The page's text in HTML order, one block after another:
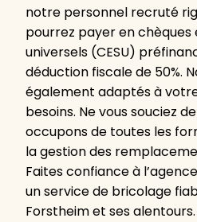
notre personnel recruté
pourrez payer en chèques
universels (CESU)
déduction fiscale de 50%.
également adaptés à
besoins. Ne vous souciez
occupons de toutes les
la gestion des
Faites confiance à l’agence
un service de bricolage
Forstheim et ses alentours.